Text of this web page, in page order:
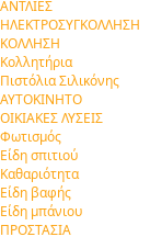
ΑΝΤΛΙΕΣ
ΗΛΕΚΤΡΟΣΥΓΚΟΛΛΗΣΗ
ΚΟΛΛΗΣΗ
Κολλητήρια
Πιστόλια Σιλικόνης
ΑΥΤΟΚΙΝΗΤΟ
ΟΙΚΙΑΚΕΣ ΛΥΣΕΙΣ
Φωτισμός
Είδη σπιτιού
Καθαριότητα
Είδη βαφής
Είδη μπάνιου
ΠΡΟΣΤΑΣΙΑ